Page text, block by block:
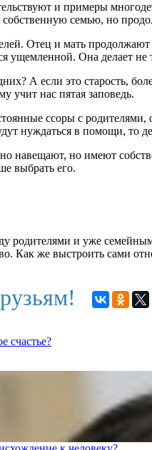
и примеры
собственную семью, но
Отец и мать продолжают
ущемленной. Она делает
А если это старость,
учит нас пятая заповедь.
ссоры с
нуждаться в помощи, то
навещают, но имеют
выбрать его.
родителями и уже
Как же выстроить сами
счастье?